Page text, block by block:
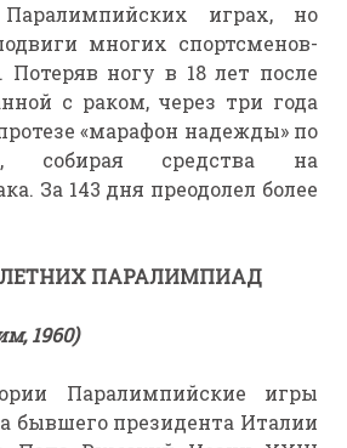
играх, но
многих спортсменов-
Потеряв ногу в 18 лет после
с раком, через три года
«марафон надежды» по
собирая средства на
За 143 дня преодолел более
ПАРАЛИМПИАД
1960)
Паралимпийские игры
бывшего президента Италии